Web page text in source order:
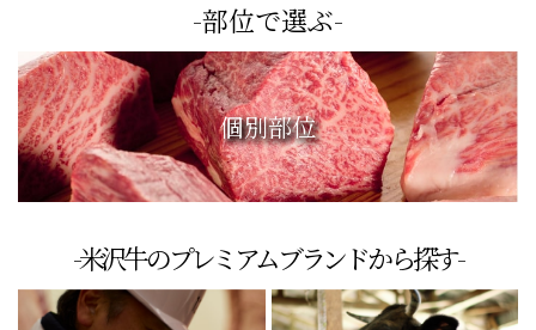
-部位で選ぶ-
個別部位
-米沢牛のプレミアムブランドから探す-